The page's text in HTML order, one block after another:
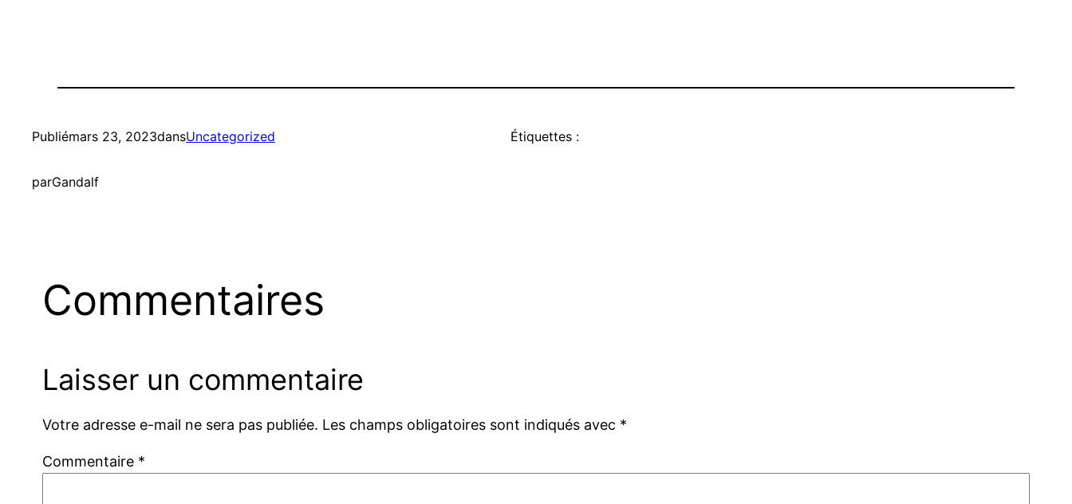
Publiémars 23, 2023dansUncategorized
parGandalf
Étiquettes :
Commentaires
Laisser un commentaire
Votre adresse e-mail ne sera pas publiée. Les champs obligatoires sont indiqués avec *
Commentaire *